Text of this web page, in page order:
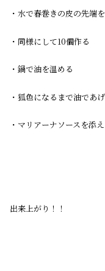
・水で春巻きの皮の先端
・同様にして10個作る
・鍋で油を温める
・狐色になるまで油であ
・マリアーナソースを添
出来上がり！！